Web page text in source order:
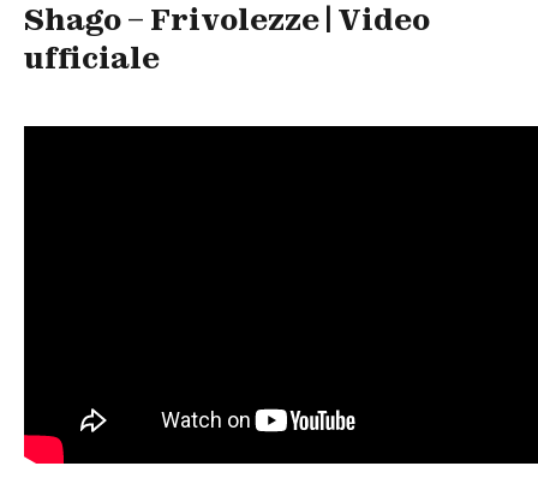
Shago – Frivolezze | Video
ufficiale